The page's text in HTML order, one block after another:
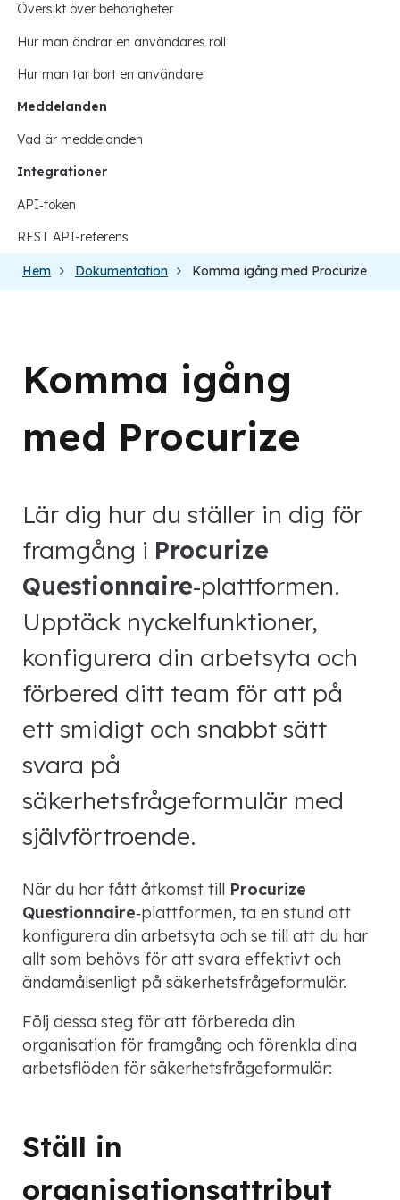
Översikt över behörigheter
Hur man ändrar en användares roll
Hur man tar bort en användare
Meddelanden
Vad är meddelanden
Integrationer
API‑token
REST API-referens
Hem Dokumentation Komma igång med Procurize
Komma igång
med Procurize
Lär dig hur du ställer in dig för
framgång i Procurize
Questionnaire‑plattformen.
Upptäck nyckelfunktioner,
konfigurera din arbetsyta och
förbered ditt team för att på
ett smidigt och snabbt sätt
svara på
säkerhetsfrågeformulär med
självförtroende.
När du har fått åtkomst till Procurize
Questionnaire‑plattformen, ta en stund att
konfigurera din arbetsyta och se till att du har
allt som behövs för att svara effektivt och
ändamålsenligt på säkerhetsfrågeformulär.
Följ dessa steg för att förbereda din
organisation för framgång och förenkla dina
arbetsflöden för säkerhetsfrågeformulär:
Ställ in
organisationsattribut